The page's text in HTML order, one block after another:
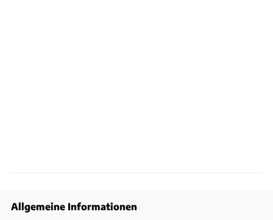
Allgemeine Informationen